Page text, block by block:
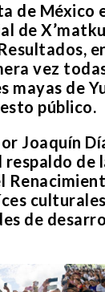
de México
de
vez
mayas de
público.
Joaquín
de
de